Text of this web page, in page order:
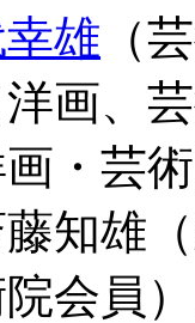
雄 （
洋画、
画・芸
知雄
会員